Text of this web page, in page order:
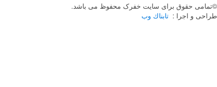
حقوق برای سایت خفرک محفوظ می باشد.
و اجرا : تابناك وب